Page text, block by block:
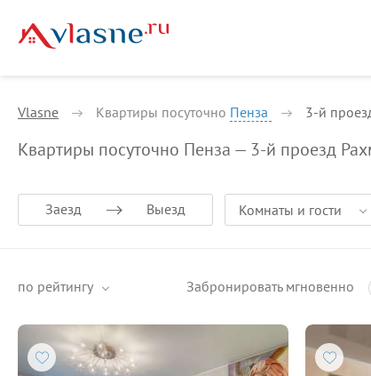
Vlasne Квартиры посуточно Пенза 3-й
Квартиры посуточно Пенза — 3-й проезд
Заезд Выезд Комнаты и гости
по рейтингу Забронировать мгновенно